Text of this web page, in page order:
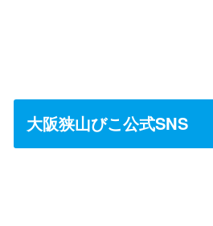
大阪狭山びこ公式SNS